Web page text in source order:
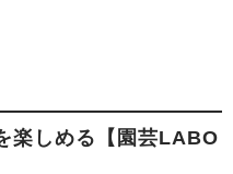
楽しめる【園芸LABO